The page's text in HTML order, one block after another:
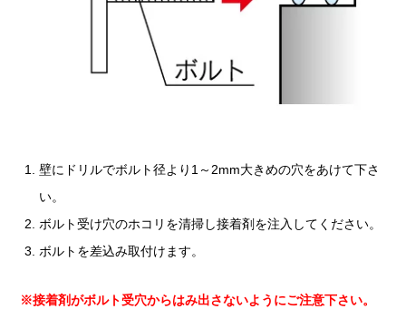
壁にドリルでボルト径より1～2mm大きめの穴をあけて下さ
い。
ボルト受け穴のホコリを清掃し接着剤を注入してください。
ボルトを差込み取付けます。
※接着剤がボルト受穴からはみ出さないようにご注意下さい。